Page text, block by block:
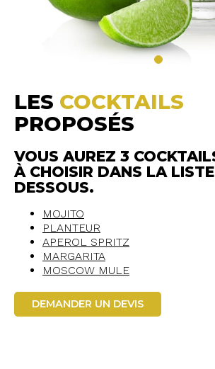
LES COCKTAILS
PROPOSÉS
VOUS AUREZ 3
À CHOISIR DANS LA
DESSOUS.
MOJITO
PLANTEUR
APEROL SPRITZ
MARGARITA
MOSCOW MULE
DEMANDER UN DEVIS